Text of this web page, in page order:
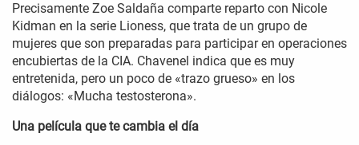
Precisamente Zoe Saldaña comparte reparto con Nicole
Kidman en la serie Lioness, que trata de un grupo de
mujeres que son preparadas para participar en operaciones
encubiertas de la CIA. Chavenel indica que es muy
entretenida, pero un poco de «trazo grueso» en los
diálogos: «Mucha testosterona».
Una película que te cambia el día